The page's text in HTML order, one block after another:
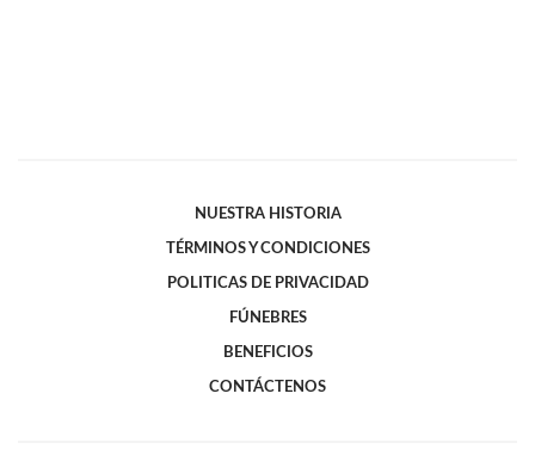
NUESTRA HISTORIA
TÉRMINOS Y CONDICIONES
POLITICAS DE PRIVACIDAD
FÚNEBRES
BENEFICIOS
CONTÁCTENOS